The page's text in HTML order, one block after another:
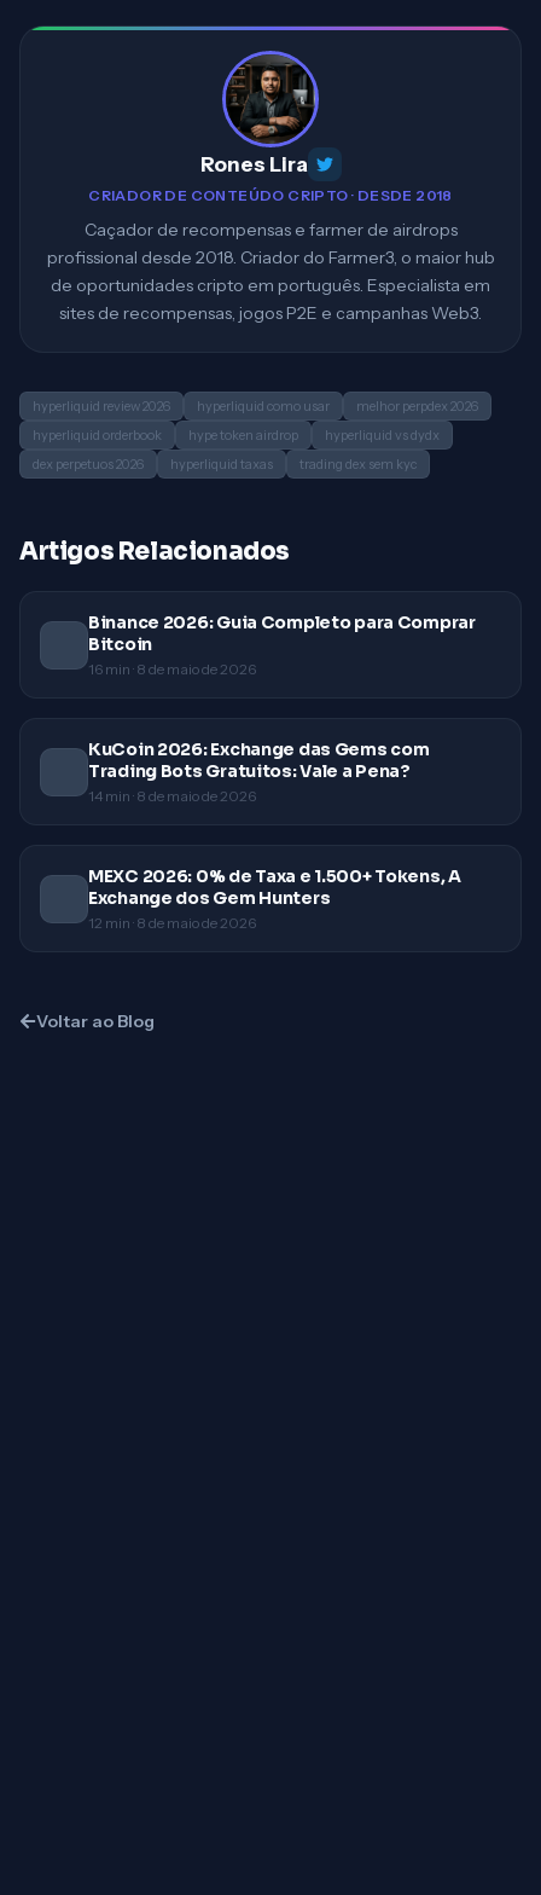
Rones Lira
CRIADOR DE CONTEÚDO CRIPTO · DESDE 2018
Caçador de recompensas e farmer de airdrops
profissional desde 2018. Criador do Farmer3, o maior hub
de oportunidades cripto em português. Especialista em
sites de recompensas, jogos P2E e campanhas Web3.
hyperliquid review 2026 hyperliquid como usar
melhor perpdex 2026
hyperliquid orderbook
hype token airdrop
hyperliquid vs dydx
dex perpetuos 2026
hyperliquid taxas trading dex sem kyc
Artigos Relacionados
Binance 2026: Guia Completo para Comprar
Bitcoin
16 min · 8 de maio de 2026
KuCoin 2026: Exchange das Gems com
Trading Bots Gratuitos: Vale a Pena?
14 min · 8 de maio de 2026
MEXC 2026: 0% de Taxa e 1.500+ Tokens, A
Exchange dos Gem Hunters
12 min · 8 de maio de 2026
Voltar ao Blog